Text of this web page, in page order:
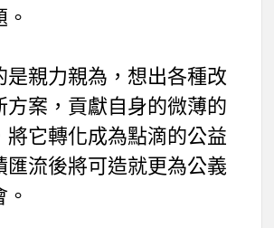
是親力親為，想出各種改
方案，貢獻自身的微薄的
將它轉化成為點滴的公益
匯流後將可造就更為公義